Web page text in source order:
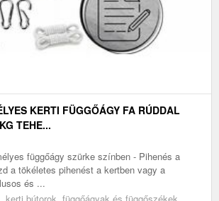
KERTI FÜGGŐÁGY FA RÚDDAL
TEHE...
függőágy szürke színben - Pihenés a
a tökéletes pihenést a kertben vagy a
és ...